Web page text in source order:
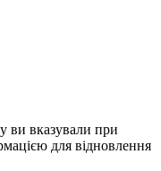
ви вказували при
для відновлення